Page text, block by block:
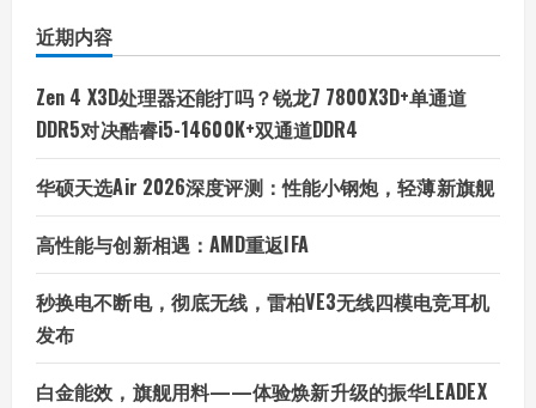
近期内容
Zen 4 X3D处理器还能打吗？锐龙7 7800X3D+单通道
DDR5对决酷睿i5-14600K+双通道DDR4
华硕天选Air 2026深度评测：性能小钢炮，轻薄新旗舰
高性能与创新相遇：AMD重返IFA
秒换电不断电，彻底无线，雷柏VE3无线四模电竞耳机
发布
白金能效，旗舰用料——体验焕新升级的振华LEADEX